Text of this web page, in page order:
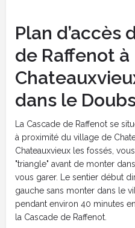
Plan d’accès
de Raffenot à
dans le
La Cascade de Raffenot se
à proximité du village de
Chateauxvieux les fossés,
"triangle" avant de monter
vous garer. Le sentier début
gauche sans monter dans le
pendant environ 40 minutes
la Cascade de Raffenot.